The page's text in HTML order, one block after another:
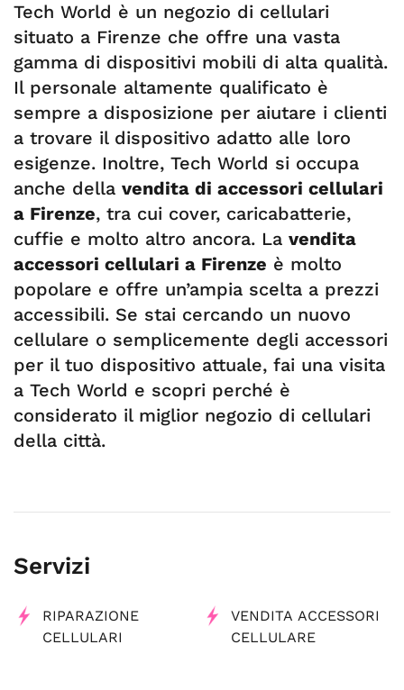
Tech World è un negozio di cellulari
situato a Firenze che offre una vasta
gamma di dispositivi mobili di alta qualità.
Il personale altamente qualificato è
sempre a disposizione per aiutare i clienti
a trovare il dispositivo adatto alle loro
esigenze. Inoltre, Tech World si occupa
anche della vendita di accessori cellulari
a Firenze, tra cui cover, caricabatterie,
cuffie e molto altro ancora. La vendita
accessori cellulari a Firenze è molto
popolare e offre un’ampia scelta a prezzi
accessibili. Se stai cercando un nuovo
cellulare o semplicemente degli accessori
per il tuo dispositivo attuale, fai una visita
a Tech World e scopri perché è
considerato il miglior negozio di cellulari
della città.
Servizi
RIPARAZIONE
CELLULARI
VENDITA ACCESSORI
CELLULARE